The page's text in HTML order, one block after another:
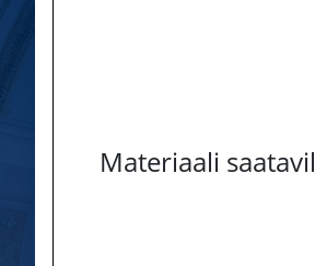
Materiaali